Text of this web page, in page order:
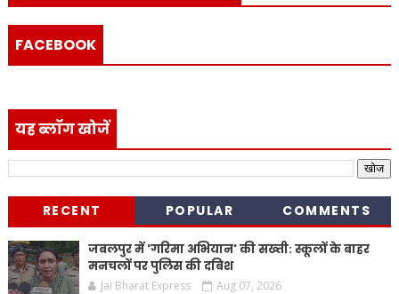
FACEBOOK
यह ब्लॉग खोजें
RECENT POPULAR COMMENTS
जबलपुर में 'गरिमा अभियान' की सख्ती: स्कूलों के बाहर
मनचलों पर पुलिस की दबिश
Jai Bharat Express Aug 07, 2026